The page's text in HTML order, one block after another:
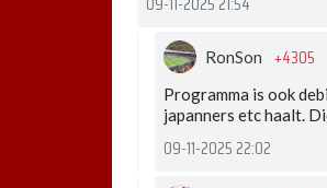
RonSon +4305
Programma is ook
japanners etc haalt.
09-11-2025 22:02